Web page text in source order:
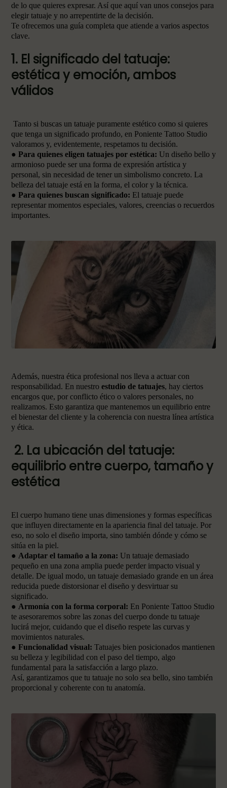
de lo que quieres expresar. Así que aquí van unos consejos para
elegir tatuaje y no arrepentirte de la decisión.
Te ofrecemos una guía completa que atiende a varios aspectos
clave.
1. El significado del tatuaje:
estética y emoción, ambos
válidos
Tanto si buscas un tatuaje puramente estético como si quieres
que tenga un significado profundo, en Poniente Tattoo Studio
valoramos y, evidentemente, respetamos tu decisión.
● Para quienes eligen tatuajes por estética: Un diseño bello y
armonioso puede ser una forma de expresión artística y
personal, sin necesidad de tener un simbolismo concreto. La
belleza del tatuaje está en la forma, el color y la técnica.
● Para quienes buscan significado: El tatuaje puede
representar momentos especiales, valores, creencias o recuerdos
importantes.
Además, nuestra ética profesional nos lleva a actuar con
responsabilidad. En nuestro estudio de tatuajes, hay ciertos
encargos que, por conflicto ético o valores personales, no
realizamos. Esto garantiza que mantenemos un equilibrio entre
el bienestar del cliente y la coherencia con nuestra línea artística
y ética.
2. La ubicación del tatuaje:
equilibrio entre cuerpo, tamaño y
estética
El cuerpo humano tiene unas dimensiones y formas específicas
que influyen directamente en la apariencia final del tatuaje. Por
eso, no solo el diseño importa, sino también dónde y cómo se
sitúa en la piel.
● Adaptar el tamaño a la zona: Un tatuaje demasiado
pequeño en una zona amplia puede perder impacto visual y
detalle. De igual modo, un tatuaje demasiado grande en un área
reducida puede distorsionar el diseño y desvirtuar su
significado.
● Armonía con la forma corporal: En Poniente Tattoo Studio
te asesoraremos sobre las zonas del cuerpo donde tu tatuaje
lucirá mejor, cuidando que el diseño respete las curvas y
movimientos naturales.
● Funcionalidad visual: Tatuajes bien posicionados mantienen
su belleza y legibilidad con el paso del tiempo, algo
fundamental para la satisfacción a largo plazo.
Así, garantizamos que tu tatuaje no solo sea bello, sino también
proporcional y coherente con tu anatomía.